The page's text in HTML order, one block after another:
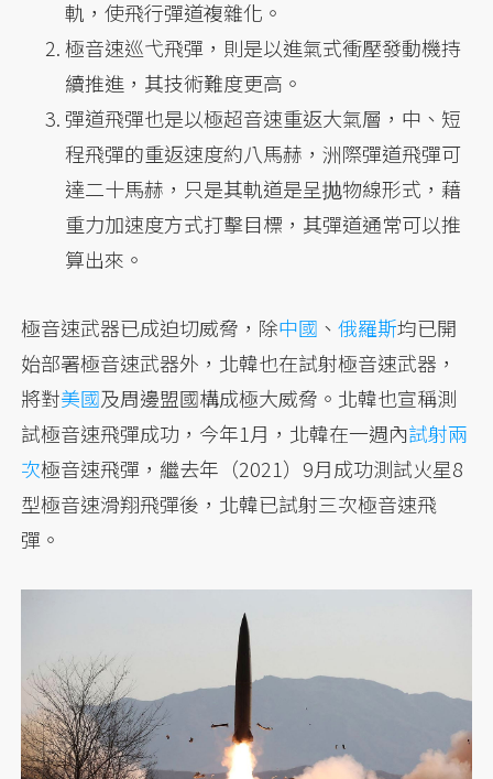
軌，使飛行彈道複雜化。
極音速巡弋飛彈，則是以進氣式衝壓發動機持
續推進，其技術難度更高。
彈道飛彈也是以極超音速重返大氣層，中、短
程飛彈的重返速度約八馬赫，洲際彈道飛彈可
達二十馬赫，只是其軌道是呈抛物線形式，藉
重力加速度方式打擊目標，其彈道通常可以推
算出來。
極音速武器已成迫切威脅，除中國 、俄羅斯均已開
始部署極音速武器外，北韓也在試射極音速武器，
將對美國及周邊盟國構成極大威脅。北韓也宣稱測
試極音速飛彈成功，今年1月，北韓在一週內試射兩
次極音速飛彈，繼去年（2021）9月成功測試火星8
型極音速滑翔飛彈後，北韓已試射三次極音速飛
彈。